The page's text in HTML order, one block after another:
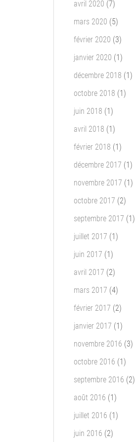
avril 2020 (7)
mars 2020 (5)
février 2020 (3)
janvier 2020 (1)
décembre 2018 (1)
octobre 2018 (1)
juin 2018 (1)
avril 2018 (1)
février 2018 (1)
décembre 2017 (1)
novembre 2017 (1)
octobre 2017 (2)
septembre 2017 (1)
juillet 2017 (1)
juin 2017 (1)
avril 2017 (2)
mars 2017 (4)
février 2017 (2)
janvier 2017 (1)
novembre 2016 (3)
octobre 2016 (1)
septembre 2016 (2)
août 2016 (1)
juillet 2016 (1)
juin 2016 (2)